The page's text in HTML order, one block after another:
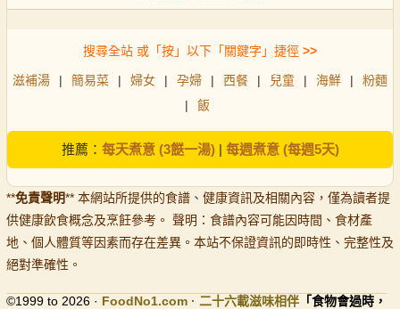
搜尋全站 或「按」以下「關鍵字」捷徑 >>
滋補湯 | 簡易菜 | 婦女 | 孕婦 | 西餐 | 兒童 | 海鮮 |
粉麵
|
飯
推薦： 每天煮意 (3餸一湯)| 每週煮意 (每週5天)
**免責聲明** 本網站所提供的食譜、健康資訊及相關內容，僅為讀者提
供健康飲食概念及烹飪參考。 聲明：食譜內容可能因時間、食材產
地、個人體質等因素而存在差異。本站不保證資訊的即時性、完整性及
絕對準確性。
©1999 to 2026 · FoodNo1.com · 二十六載滋味相伴 「食物會過時，